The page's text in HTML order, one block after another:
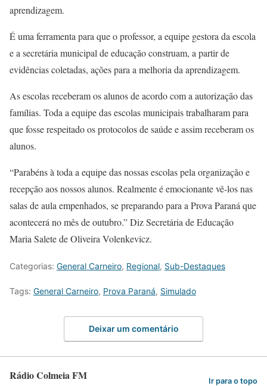
aprendizagem.
É uma ferramenta para que o professor, a equipe gestora da escola
e a secretária municipal de educação construam, a partir de
evidências coletadas, ações para a melhoria da aprendizagem.
As escolas receberam os alunos de acordo com a autorização das
famílias. Toda a equipe das escolas municipais trabalharam para
que fosse respeitado os protocolos de saúde e assim receberam os
alunos.
“Parabéns à toda a equipe das nossas escolas pela organização e
recepção aos nossos alunos. Realmente é emocionante vê-los nas
salas de aula empenhados, se preparando para a Prova Paraná que
acontecerá no mês de outubro.” Diz Secretária de Educação
Maria Salete de Oliveira Volenkevicz.
Categorias: General Carneiro, Regional, Sub-Destaques
Tags: General Carneiro, Prova Paraná, Simulado
Deixar um comentário
Rádio Colmeia FM Ir para o topo